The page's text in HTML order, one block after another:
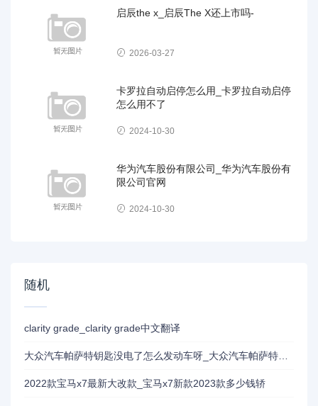
启辰the x_启辰The X还上市吗-
2026-03-27
卡罗拉自动启停怎么用_卡罗拉自动启停
怎么用不了
2024-10-30
华为汽车股份有限公司_华为汽车股份有
限公司官网
2024-10-30
随机
clarity grade_clarity grade中文翻译
大众汽车帕萨特钥匙没电了怎么发动车呀_大众汽车帕萨特钥匙没电
2022款宝马x7最新大改款_宝马x7新款2023款多少钱轿